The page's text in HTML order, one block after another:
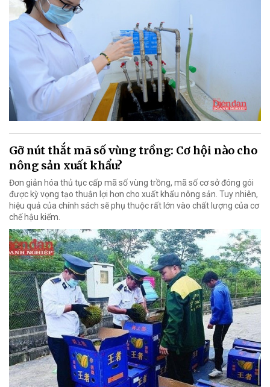
Gỡ nút thắt mã số vùng trồng: Cơ hội nào cho
nông sản xuất khẩu?
Đơn giản hóa thủ tục cấp mã số vùng trồng, mã số cơ sở đóng gói
được kỳ vọng tạo thuận lợi hơn cho xuất khẩu nông sản. Tuy nhiên,
hiệu quả của chính sách sẽ phụ thuộc rất lớn vào chất lượng của cơ
chế hậu kiểm.